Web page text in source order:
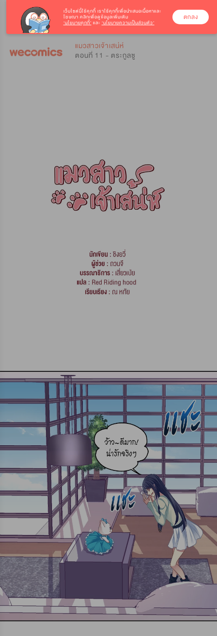
แมวสาวเจ้าเสน่ห์
ตอนที่ 11 - ตระกูลซู
เว็บไซต์นี้ใช้คุกกี้ เราใช้คุกกี้เพื่อนำเสนอเนื้อหาและ
โฆษณา คลิกเพื่อดูข้อมูลเพิ่มเติม
‘นโยบายคุกกี้’ และ ‘นโยบายความเป็นส่วนตัว’
ตกลง